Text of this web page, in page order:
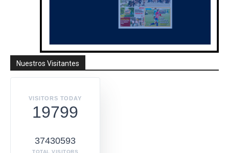
Nuestros Visitantes
VISITORS TODAY
19799
37430593
TOTAL VISITORS